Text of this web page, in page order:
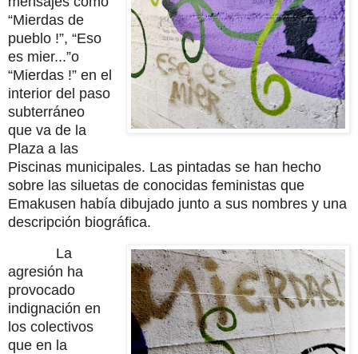
“Mierdas de
pueblo !”, “Eso
es mier...”o
“Mierdas !” en el
interior del paso
subterráneo
que va de la
Plaza a las
Piscinas municipales. Las pintadas se han hecho
sobre las siluetas de conocidas feministas que
Emakusen había dibujado junto a sus nombres y una
descripción biográfica.
La
agresión ha
provocado
indignación en
los colectivos
que en la